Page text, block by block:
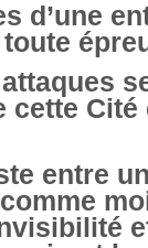
d’une
cette
entre